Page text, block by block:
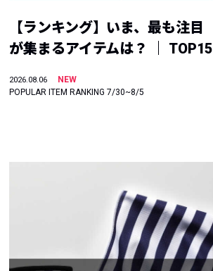
【ランキング】いま、最も注目
が集まるアイテムは？ ｜ TOP15
2026.08.06
NEW
POPULAR ITEM RANKING 7/30~8/5